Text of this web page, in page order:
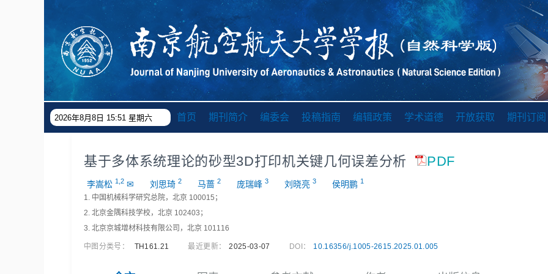
2026年8月8日 15:51 星期六 首页 期刊简介 编委会 投稿指南 编辑政策 学术道德 开放获取 期刊订阅
基于多体系统理论的砂型3D打印机关键几何误差分析 PDF
李嵩松 1,2 ✉ 刘思琦 2 马蔷 2 庞瑞峰 3 刘晓亮 3 侯明鹏 1
1. 中国机械科学研究总院，北京 100015；
2. 北京金隅科技学校，北京 102403；
3. 北京京城增材科技有限公司，北京 101116
中图分类号： TH161.21 最近更新： 2025-03-07 DOI： 10.16356/j.1005-2615.2025.01.005